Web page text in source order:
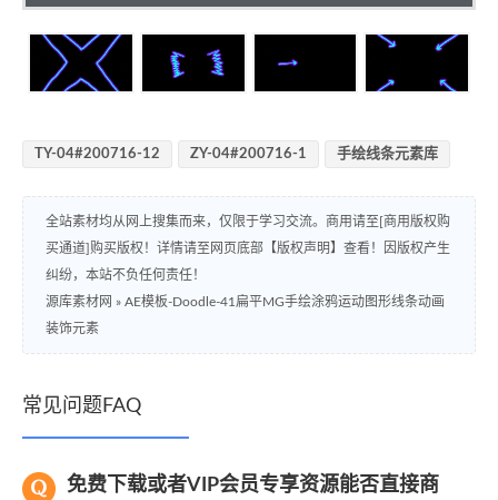
TY-04#200716-12 ZY-04#200716-1 手绘线条元素库
全站素材均从网上搜集而来，仅限于学习交流。商用请至[商用版权购
买通道]购买版权！详情请至网页底部【版权声明】查看！因版权产生
纠纷，本站不负任何责任！
源库素材网 » AE模板-Doodle-41扁平MG手绘涂鸦运动图形线条动画
装饰元素
常见问题FAQ
免费下载或者VIP会员专享资源能否直接商